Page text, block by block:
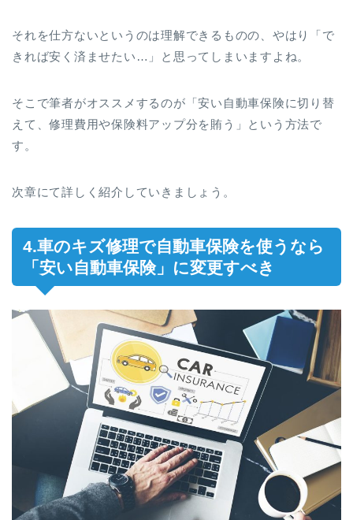
それを仕方ないというのは理解できるものの、やはり「で
きれば安く済ませたい…」と思ってしまいますよね。
そこで筆者がオススメするのが「安い自動車保険に切り替
えて、修理費用や保険料アップ分を賄う」という方法で
す。
次章にて詳しく紹介していきましょう。
4.車のキズ修理で自動車保険を使うなら
「安い自動車保険」に変更すべき